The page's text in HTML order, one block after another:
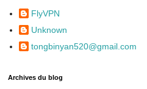
FlyVPN
Unknown
tongbinyan520@gmail.com
Archives du blog